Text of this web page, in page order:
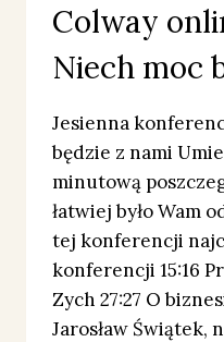
Colway
Niech moc
Jesienna
będzie z nami
minutową
łatwiej było Wam
tej konferencji
konferencji 15:16
Zych 27:27 O
Jarosław Świątek,